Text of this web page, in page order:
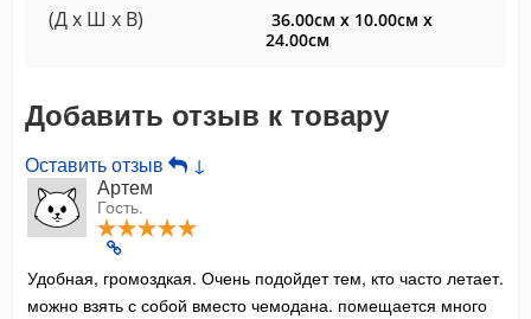
(Д x Ш x В)
36.00см x 10.00см x
24.00см
Добавить отзыв к товару
Оставить отзыв
↓
Артем
Гость.
Удобная, громоздкая. Очень подойдет тем, кто часто летает.
можно взять с собой вместо чемодана. помещается много